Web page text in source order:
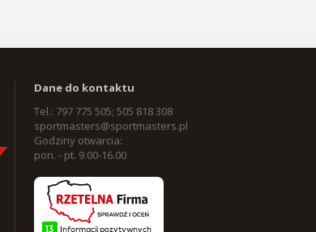
Dane do kontaktu
Tel.: 797 775 505; 505 818 308
sportmasters@sportmasters.pl
Godziny otwarcia:
pon. - pt. 9.00-16.00